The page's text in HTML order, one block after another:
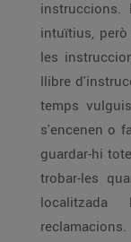
instruccions. Els aparells cada vegada
intuïtius, però
les
llibre d'instruccions és útil: pot ser que d'aquí a un
temps vulguis saber què
s'encenen o
guardar-hi
trobar-les
localitzada la garantia per a
reclamacions.